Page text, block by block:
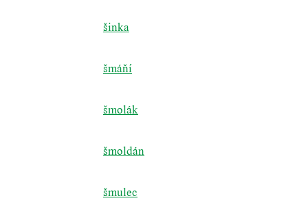
šinka
šmáňí
šmolák
šmoldán
šmulec